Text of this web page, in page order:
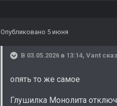
Опубликовано 5 июня
В 03.05.2026 в 13:14, Vant
опять то же самое
Глушилка Монолита